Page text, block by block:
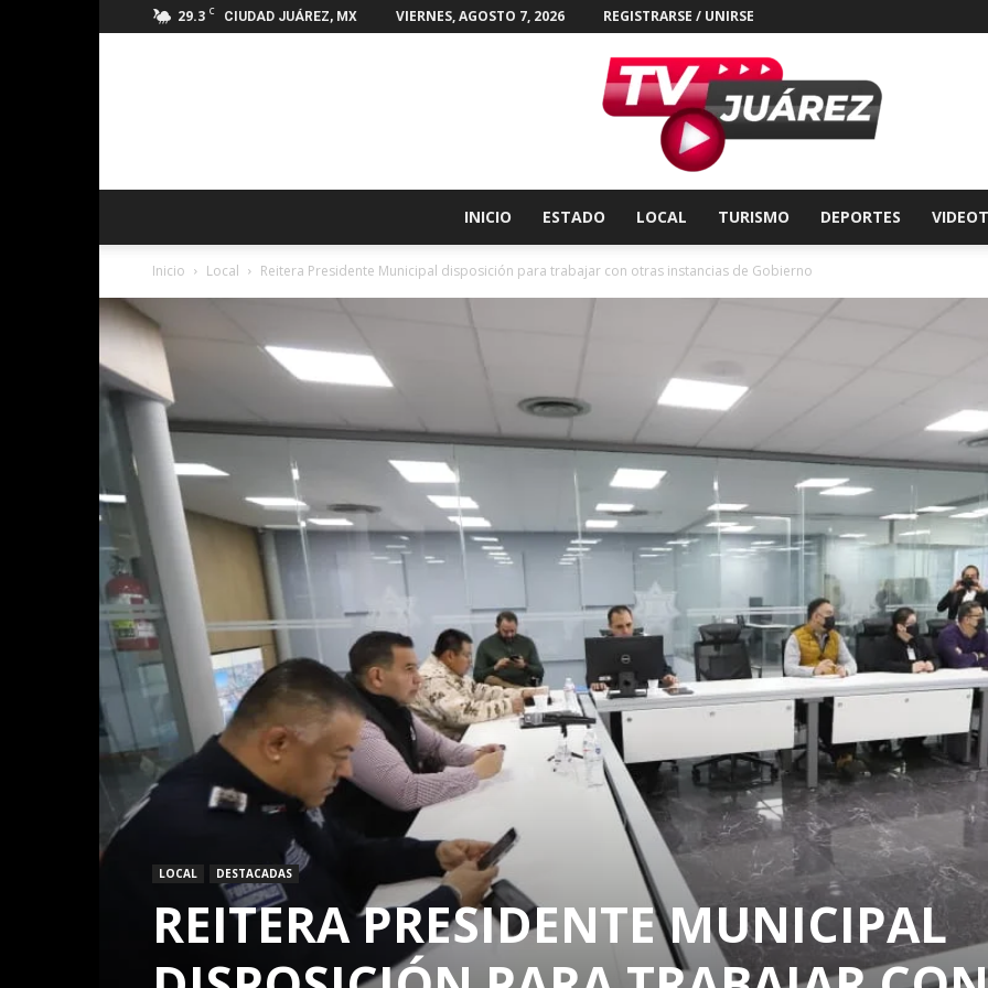
29.3 C CIUDAD JUÁREZ, MX VIERNES, AGOSTO 7, 2026 REGISTRARSE / UNIRSE
Juárez
INICIO ESTADO LOCAL TURISMO DEPORTES
Inicio Local Reitera Presidente Municipal disposición para trabajar con otras instancias de Gobierno
LOCAL DESTACADAS
REITERA PRESIDENTE MUNICIPAL